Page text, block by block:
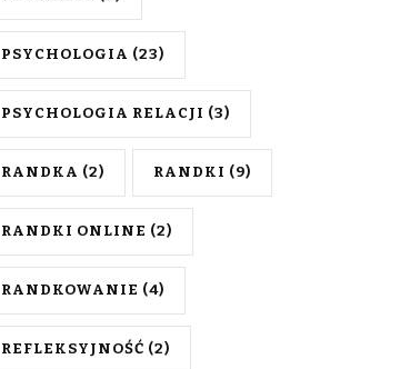
PSYCHOLOGIA (23)
PSYCHOLOGIA RELACJI (3)
RANDKA (2) RANDKI (9)
RANDKI ONLINE (2)
RANDKOWANIE (4)
REFLEKSYJNOŚĆ (2)